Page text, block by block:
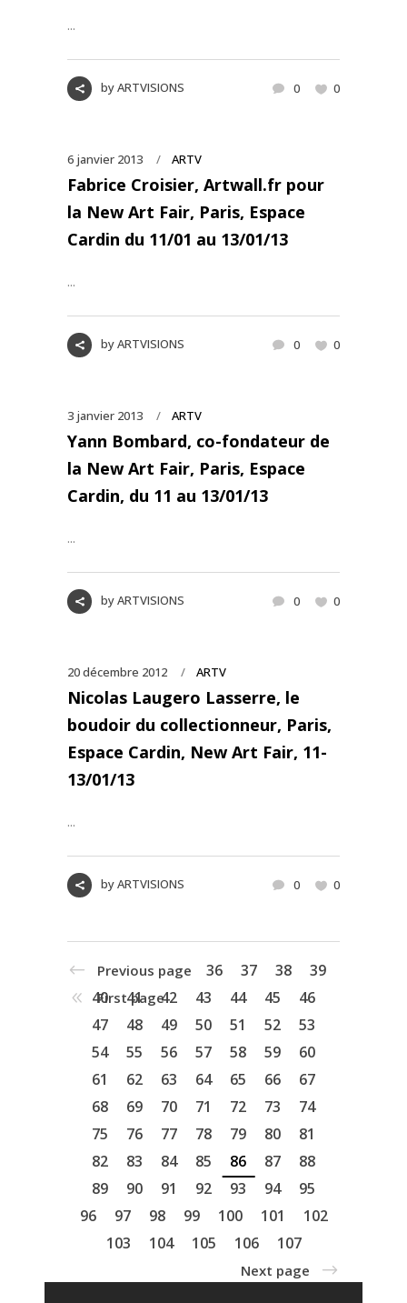
...
byARTVISIONS 0 0
6 janvier 2013 ARTV
Fabrice Croisier, Artwall.fr pour
la New Art Fair, Paris, Espace
Cardin du 11/01 au 13/01/13
...
byARTVISIONS 0 0
3 janvier 2013 ARTV
Yann Bombard, co-fondateur de
la New Art Fair, Paris, Espace
Cardin, du 11 au 13/01/13
...
byARTVISIONS 0 0
20 décembre 2012 ARTV
Nicolas Laugero Lasserre, le
boudoir du collectionneur, Paris,
Espace Cardin, New Art Fair, 11-
13/01/13
...
byARTVISIONS 0 0
First page
Previous page 36 37 38
39
40
41 42 43 44 45
46
47
48 49 50 51 52
53
54
55 56 57 58 59
60
61
62 63 64 65 66
67
68
69 70 71 72 73
74
75
76 77 78 79 80
81
82
83 84 85 86 87
88
89
90 91 92 93 94
95
96
97 98 99 100 101
102
103
104 105 106 107
Next page